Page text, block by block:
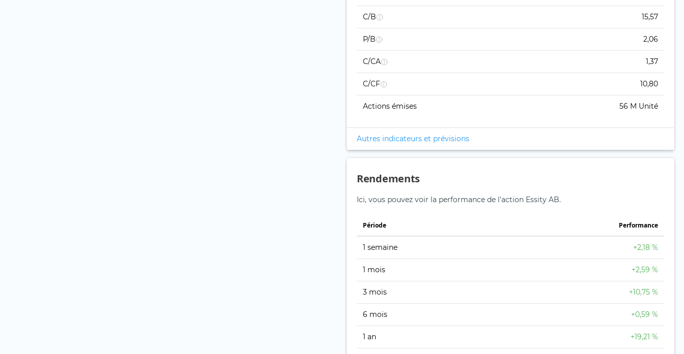
C/B 15,57
P/B 2,06
C/CA 1,37
C/CF 10,80
Actions émises 56 M Unité
Autres indicateurs et prévisions
Rendements
Ici, vous pouvez voir la performance de l'action Essity AB.
Période Performance
1 semaine +2,18 %
1 mois +2,59 %
3 mois +10,75 %
6 mois +0,59 %
1 an +19,21 %